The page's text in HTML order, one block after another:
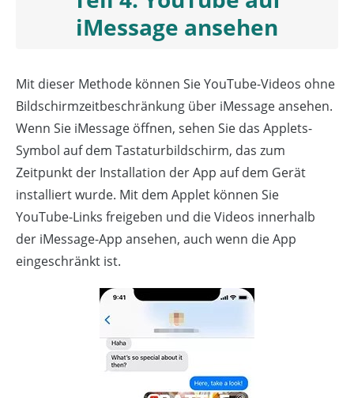
iMessage ansehen
Mit dieser Methode können Sie YouTube-Videos ohne
Bildschirmzeitbeschränkung über iMessage ansehen.
Wenn Sie iMessage öffnen, sehen Sie das Applets-
Symbol auf dem Tastaturbildschirm, das zum
Zeitpunkt der Installation der App auf dem Gerät
installiert wurde. Mit dem Applet können Sie
YouTube-Links freigeben und die Videos innerhalb
der iMessage-App ansehen, auch wenn die App
eingeschränkt ist.